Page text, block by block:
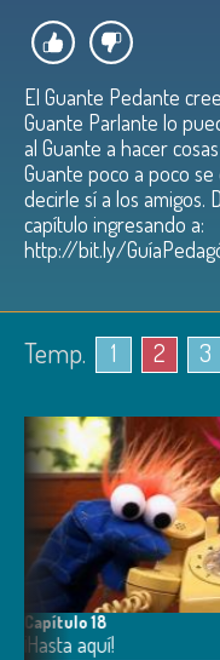
El Guante Pedante
Guante Parlante lo
al Guante a hacer
Guante poco a poco
decirle sí a los amigos.
capítulo ingresando a:
http://bit.ly/
Temp. 1 2 3
Capítulo 18
¡Hasta aquí!